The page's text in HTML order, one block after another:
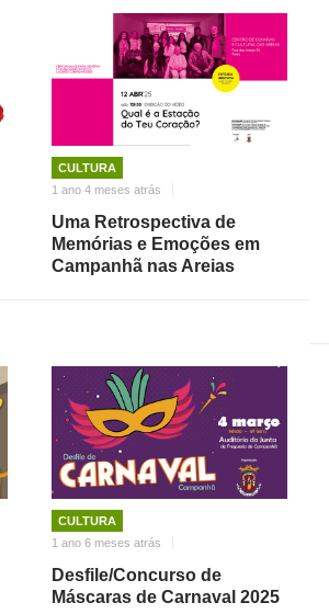
CULTURA
1 ano 4 meses atrás
Uma Retrospectiva de
Memórias e Emoções em
Campanhã nas Areias
CULTURA
1 ano 6 meses atrás
Desfile/Concurso de
Máscaras de Carnaval 2025